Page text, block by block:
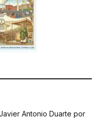
Antonio Duarte por